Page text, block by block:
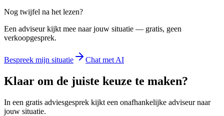
Nog twijfel na het lezen?
Een adviseur kijkt mee naar jouw situatie — gratis, geen
verkoopgesprek.
Bespreek mijn situatie Chat met AI
Klaar om de juiste keuze te maken?
In een gratis adviesgesprek kijkt een onafhankelijke adviseur naar
jouw situatie.